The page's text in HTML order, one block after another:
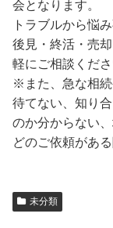
会となります。
トラブルから悩
後見・終活・売
軽にご相談くださ
※また、急な相
待てない、知り
のか分からない
どのご依頼があ
未分類